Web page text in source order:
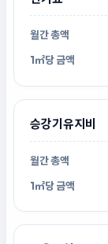
승강기유지비